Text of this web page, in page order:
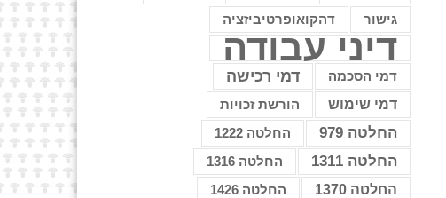
גישור
דהקואופרטיביזציה
דיני עבודה
דמי הסכמה דמי רכישה
דמי שימוש הורשת זכויות
החלטה 979 החלטה 1222
החלטה 1311
החלטה 1316
החלטה 1370
החלטה 1426